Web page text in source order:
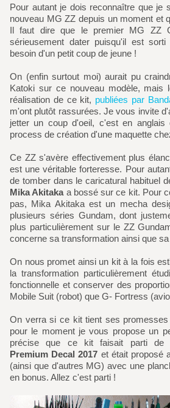
Pour autant je dois reconnaître que je suis la confection de ce
nouveau MG ZZ depuis un moment et
Il faut dire que le premier MG ZZ
sérieusement dater puisqu'il est
besoin d'un petit coup de jeune !
On (enfin surtout moi) aurait pu
Katoki sur ce nouveau modèle, mais
réalisation de ce kit, publiées par
m'ont plutôt rassurées. Je vous invite
jetter un coup d'oeil, c'est en
process de création d'une maquette
Ce ZZ s'avère effectivement plus
est une véritable forteresse. Pour
de tomber dans le caricatural habituel
Mika Akitakaa bossé sur ce kit. Pour
pas, Mika Akitaka est un mecha
plusieurs séries Gundam, dont
plus particulièrement sur le ZZ
concerne sa transformation ainsi que
On nous promet ainsi un kit à la fois
la transformation particulièrement
fonctionnelle et conserver des
Mobile Suit (robot) que G- Fortress
On verra si ce kit tient ses
pour le moment je vous propose un
précise que ce kit faisait parti de
Premium Decal 2017 et était proposé
(ainsi que d'autres MG) avec une
en bonus. Allez c'est parti !